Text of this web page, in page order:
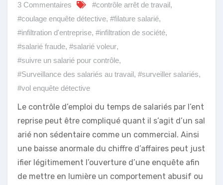
3 Commentaires
#contrôle arrêt de travail,
#coulage enquête détective, #filature salarié,
#infiltration d'entreprise, #infiltration de société,
#salarié fraude, #salarié voleur,
#suivre un salarié pour contrôle,
#Surveillance des salariés au travail, #surveiller salariés,
#vol enquête détective
Le contrôle d’emploi du temps de salariés par l’ent
reprise peut être compliqué quant il s’agit d’un sal
arié non sédentaire comme un commercial. Ainsi
une baisse anormale du chiffre d’affaires peut just
ifier légitimement l’ouverture d’une enquête afin
de mettre en lumière un comportement abusif ou